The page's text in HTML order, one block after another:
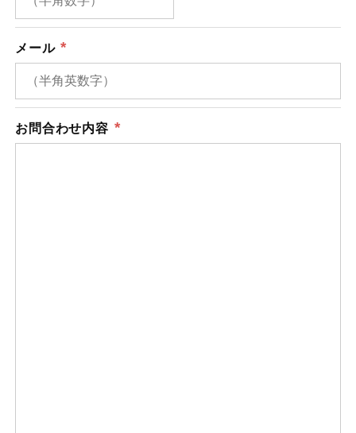
メール *
お問合わせ内容 *